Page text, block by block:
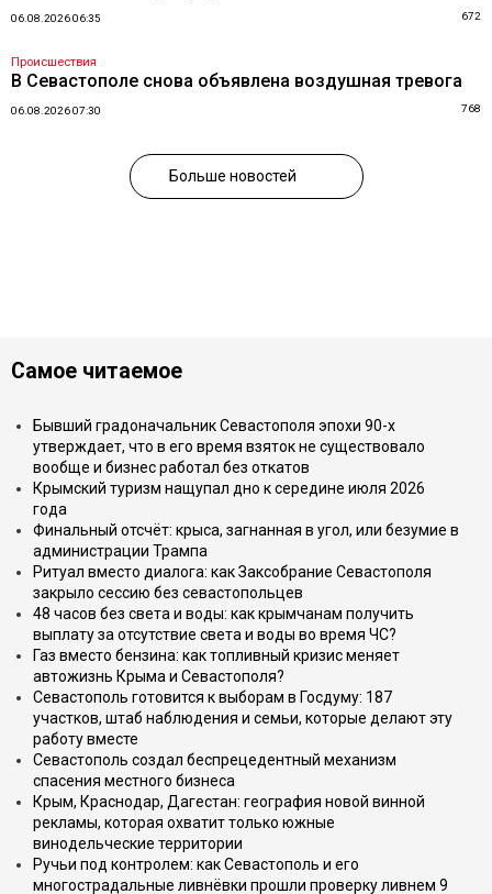
06.08.2026 06:35 672
Происшествия
В Севастополе снова объявлена воздушная тревога
06.08.2026 07:30 768
Больше новостей
Самое читаемое
Бывший градоначальник Севастополя эпохи 90-х
утверждает, что в его время взяток не существовало
вообще и бизнес работал без откатов
Крымский туризм нащупал дно к середине июля 2026
года
Финальный отсчёт: крыса, загнанная в угол, или безумие в
администрации Трампа
Ритуал вместо диалога: как Заксобрание Севастополя
закрыло сессию без севастопольцев
48 часов без света и воды: как крымчанам получить
выплату за отсутствие света и воды во время ЧС?
Газ вместо бензина: как топливный кризис меняет
автожизнь Крыма и Севастополя?
Севастополь готовится к выборам в Госдуму: 187
участков, штаб наблюдения и семьи, которые делают эту
работу вместе
Севастополь создал беспрецедентный механизм
спасения местного бизнеса
Крым, Краснодар, Дагестан: география новой винной
рекламы, которая охватит только южные
винодельческие территории
Ручьи под контролем: как Севастополь и его
многострадальные ливнёвки прошли проверку ливнем 9